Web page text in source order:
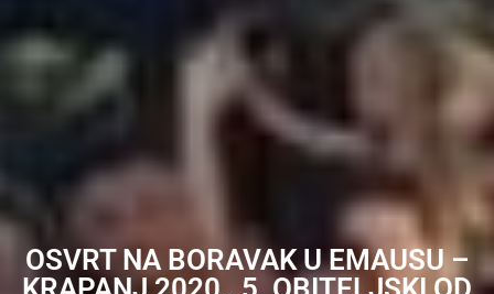
OSVRT NA BORAVAK U EMAUSU –